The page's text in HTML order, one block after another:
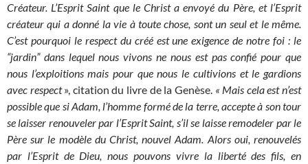
Créateur. L’Esprit Saint que le Christ a envoyé du Père, et l’Esprit
créateur qui a donné la vie à toute chose, sont un seul et le même.
C’est pourquoi le respect du créé est une exigence de notre foi : le
“jardin” dans lequel nous vivons ne nous est pas confié pour que
nous l’exploitions mais pour que nous le cultivions et le gardions
avec respect», citation du livre de la Genèse. « Mais cela est n’est
possible que si Adam, l’homme formé de la terre, accepte à son tour
se laisser renouveler par l’Esprit Saint, s’il se laisse remodeler par le
Père sur le modèle du Christ, nouvel Adam. Alors oui, renouvelés
par l’Esprit de Dieu, nous pouvons vivre la liberté des fils, en